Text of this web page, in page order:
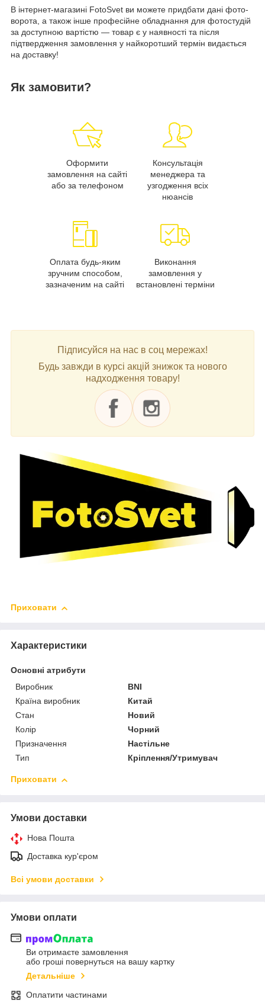
В інтернет-магазині FotoSvet ви можете придбати дані фото-
ворота, а також інше професійне обладнання для фотостудій
за доступною вартістю — товар є у наявності та після
підтвердження замовлення у найкоротший термін видається
на доставку!
Як замовити?
Оформити
замовлення на сайті
або за телефоном
Консультація
менеджера та
узгодження всіх
нюансів
Оплата будь-яким
зручним способом,
зазначеним на сайті
Виконання
замовлення у
встановлені терміни
Підписуйся на нас в соц мережах!
Будь завжди в курсі акцій знижок та нового
надходження товару!
Приховати
Характеристики
Основні атрибути
Виробник
BNI
Країна виробник
Китай
Стан
Новий
Колір
Чорний
Призначення
Настільне
Тип
Кріплення/Утримувач
Приховати
Умови доставки
Нова Пошта
Доставка кур'єром
Всі умови доставки
Умови оплати
Ви отримаєте замовлення
або гроші повернуться на вашу картку
Детальніше
Оплатити частинами